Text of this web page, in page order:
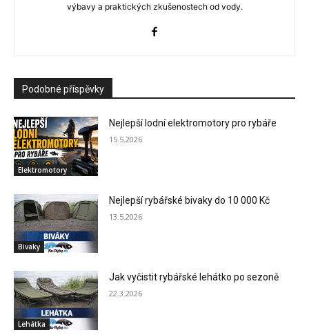
výbavy a praktických zkušenostech od vody.
Podobné příspěvky
Elektromotory
Nejlepší lodní elektromotory pro rybáře
15.5.2026
Bivaky
Nejlepší rybářské bivaky do 10 000 Kč
13.5.2026
Lehátka
Jak vyčistit rybářské lehátko po sezoně
22.3.2026